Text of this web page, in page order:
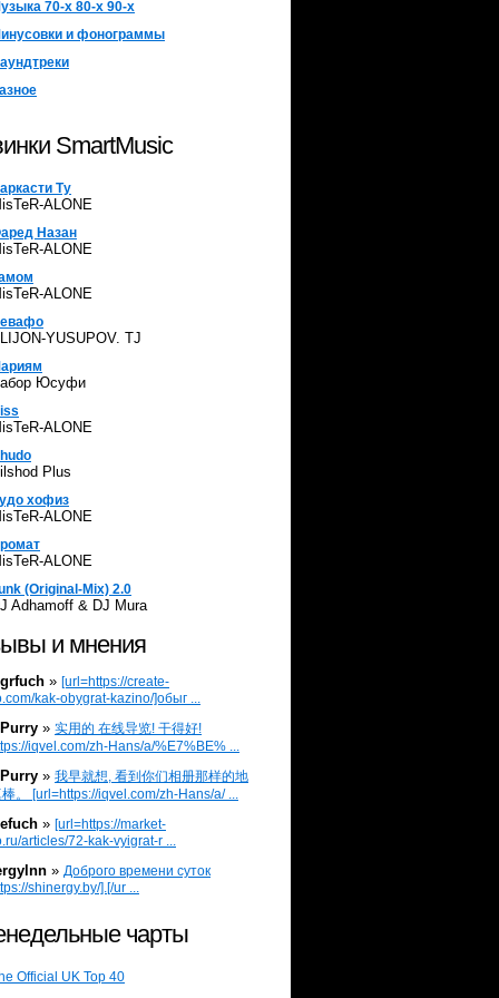
70-х 80-х 90-х
и фонограммы
SmartMusic
Ту
ALONE
Назан
ALONE
ALONE
YUSUPOV. TJ
Юсуфи
ALONE
Plus
хофиз
ALONE
ALONE
(Original-Mix) 2.0
Adhamoff & DJ Mura
и мнения
» [url=https://create-
kak-obygrat-kazino/]обыг ...
» 实用的 在线导览! 干得好!
iqvel.com/zh-Hans/a/%E7%BE% ...
» 我早就想, 看到你们相册那样的地
。 [url=https://iqvel.com/zh-Hans/a/ ...
» [url=https://market-
articles/72-kak-vyigrat-r ...
» Доброго времени суток
shinergy.by/].[/ur ...
чарты
Official UK Top 40